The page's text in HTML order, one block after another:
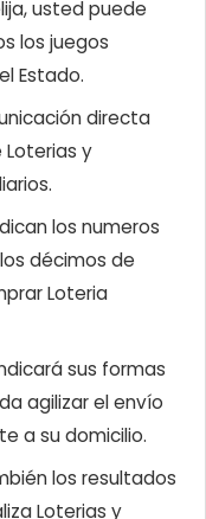
usted puede
los juegos
Estado.
directa
y
los numeros
décimos de
Loteria
sus formas
agilizar el envío
a su domicilio.
los resultados
Loterias y